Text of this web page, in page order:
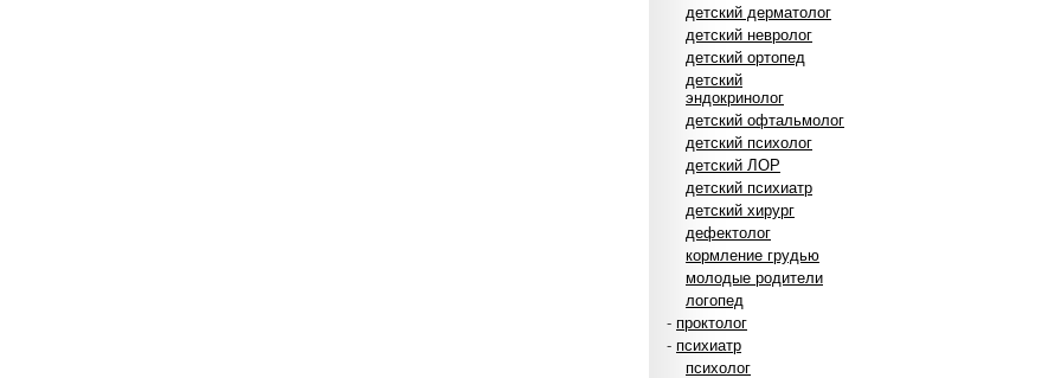
детский дерматолог
детский невролог
детский ортопед
детский
эндокринолог
детский офтальмолог
детский психолог
детский ЛОР
детский психиатр
детский хирург
дефектолог
кормление грудью
молодые родители
логопед
- проктолог
- психиатр
психолог